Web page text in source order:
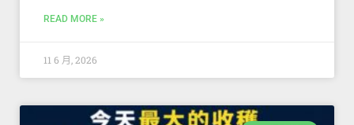
READ MORE »
11 6 月, 2026